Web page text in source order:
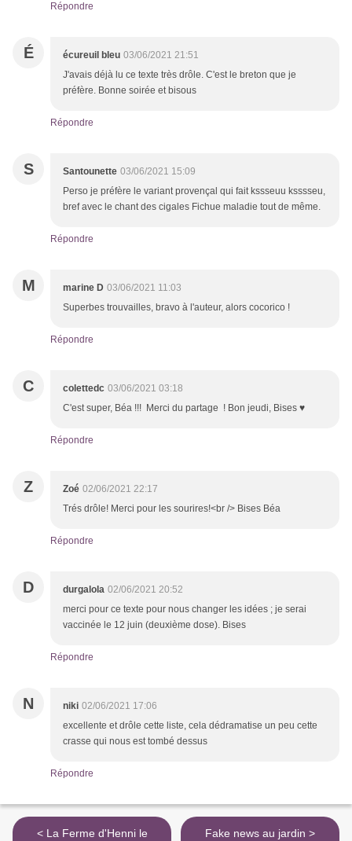
Répondre
É écureuil bleu 03/06/2021 21:51
J'avais déjà lu ce texte très drôle. C'est le breton que je
préfère. Bonne soirée et bisous
Répondre
S Santounette 03/06/2021 15:09
Perso je préfère le variant provençal qui fait kssseuu ksssseu,
bref avec le chant des cigales Fichue maladie tout de même.
Répondre
M marine D 03/06/2021 11:03
Superbes trouvailles, bravo à l'auteur, alors cocorico !
Répondre
C colettedc 03/06/2021 03:18
C'est super, Béa !!! Merci du partage ! Bon jeudi, Bises ♥
Répondre
Z Zoé 02/06/2021 22:17
Trés drôle! Merci pour les sourires!<br /> Bises Béa
Répondre
D durgalola 02/06/2021 20:52
merci pour ce texte pour nous changer les idées ; je serai
vaccinée le 12 juin (deuxième dose). Bises
Répondre
N niki 02/06/2021 17:06
excellente et drôle cette liste, cela dédramatise un peu cette
crasse qui nous est tombé dessus
Répondre
< La Ferme d'Henni le
Fake news au jardin >